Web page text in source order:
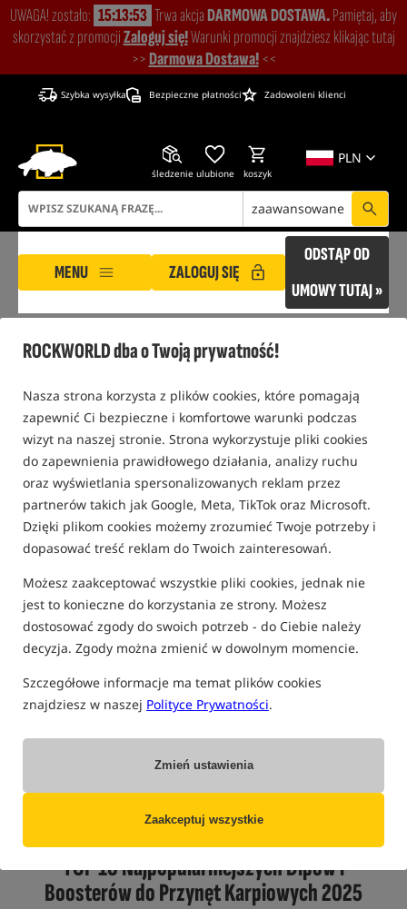
ROCKWORLD dba o Twoją prywatność!
Nasza strona korzysta z plików cookies, które pomagają
zapewnić Ci bezpieczne i komfortowe warunki podczas
wizyt na naszej stronie. Strona wykorzystuje pliki cookies
do zapewnienia prawidłowego działania, analizy ruchu
oraz wyświetlania spersonalizowanych reklam przez
partnerów takich jak Google, Meta, TikTok oraz Microsoft.
Dzięki plikom cookies możemy zrozumieć Twoje potrzeby i
dopasować treść reklam do Twoich zainteresowań.
Możesz zaakceptować wszystkie pliki cookies, jednak nie
jest to konieczne do korzystania ze strony. Możesz
dostosować zgody do swoich potrzeb - do Ciebie należy
decyzja. Zgody można zmienić w dowolnym momencie.
Szczegółowe informacje ma temat plików cookies
znajdziesz w naszej Polityce Prywatności.
Zmień ustawienia
Zaakceptuj wszystkie
UWAGA! zostało: 15:13:53 Trwa akcjaDARMOWA DOSTAWA.Pamiętaj, aby
skorzystać z promocjiZaloguj się!Warunki promocji znajdziesz klikając tutaj
>>Darmowa Dostawa! <<
Szybka wysyłka Bezpieczne płatności Zadowoleni klienci
PLN
śledzenie ulubione koszyk
zaawansowane
MENU ZALOGUJ SIĘ
ODSTĄP OD
UMOWY TUTAJ »
BLOG
Rankingi i porównania Przynęty, zanęty i nęcenie karpi
18 LIPCA 2025 R. ADAM SKRZYPEK
TOP 10 Najpopularniejszych Dipów i
Boosterów do Przynęt Karpiowych 2025